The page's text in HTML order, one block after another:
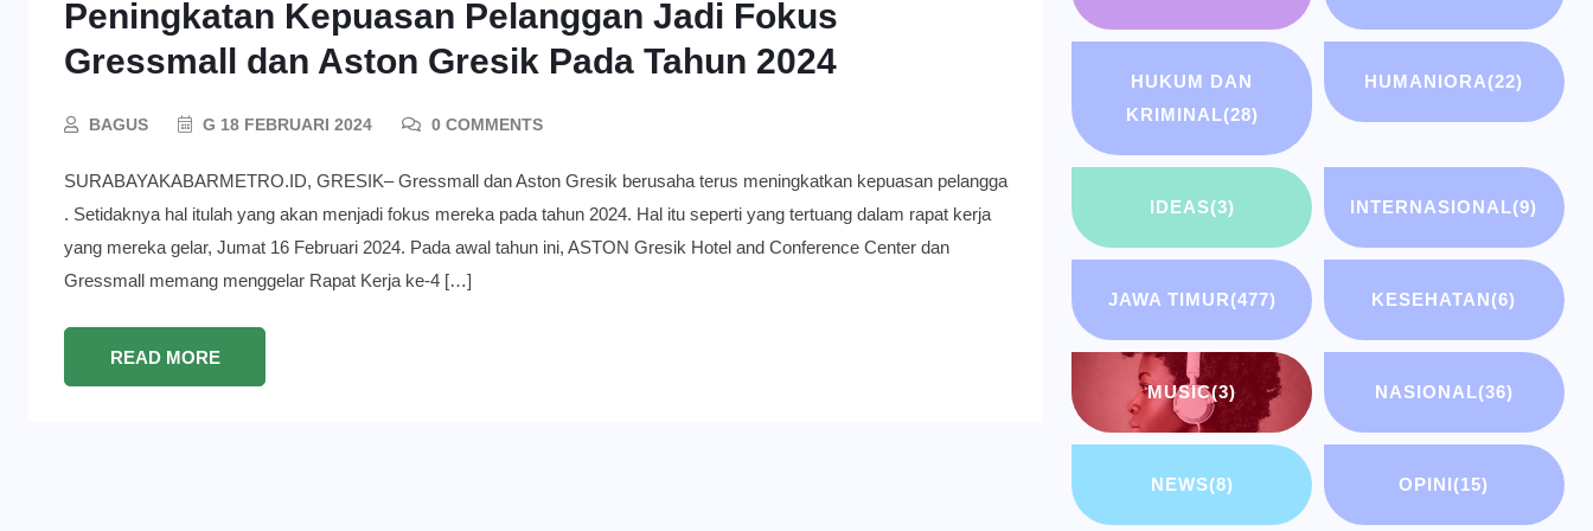
Peningkatan Kepuasan Pelanggan Jadi Fokus
Gressmall dan Aston Gresik Pada Tahun 2024
BAGUS G 18 FEBRUARI 2024 0 COMMENTS
SURABAYAKABARMETRO.ID, GRESIK– Gressmall dan Aston Gresik berusaha terus meningkatkan kepuasan pelangga
. Setidaknya hal itulah yang akan menjadi fokus mereka pada tahun 2024. Hal itu seperti yang tertuang dalam rapat kerja
yang mereka gelar, Jumat 16 Februari 2024. Pada awal tahun ini, ASTON Gresik Hotel and Conference Center dan
Gressmall memang menggelar Rapat Kerja ke-4 […]
READ MORE
HUKUM DAN
KRIMINAL(28)
HUMANIORA(22)
IDEAS(3) INTERNASIONAL(9)
JAWA TIMUR(477) KESEHATAN(6)
MUSIC(3) NASIONAL(36)
NEWS(8) OPINI(15)